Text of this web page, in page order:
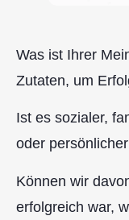
Was ist Ihrer
Zutaten, um
Ist es sozialer,
oder
Können wir
erfolgreich war,